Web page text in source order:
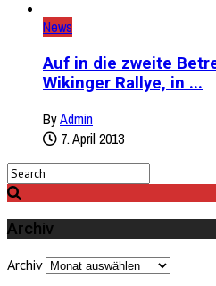
News
Auf in die zweite
Wikinger Rallye, in ...
ByAdmin
7. April 2013
Archiv
Archiv